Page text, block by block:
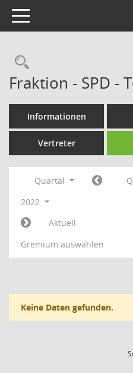
Toggle navigation
Fraktion - SPD -
Informationen
Vertreter
Quartal
2022
Aktuell
Gremium auswählen
Keine Daten gefunden.